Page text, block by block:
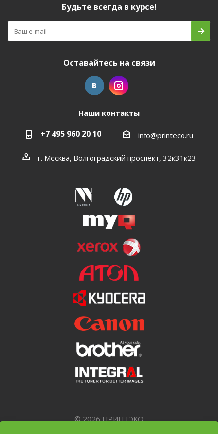
Будьте всегда в курсе!
Оставайтесь на связи
Наши контакты
+7 495 960 20 10 info@printeco.ru
г. Москва, Волгоградский проспект, 32к31к23
© 2026 ПРИНТЭКО